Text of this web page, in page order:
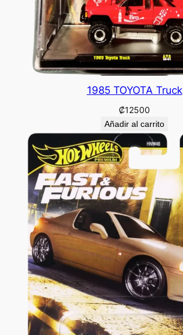
1985 TOYOTA Truck
₡12500
Añadir al carrito